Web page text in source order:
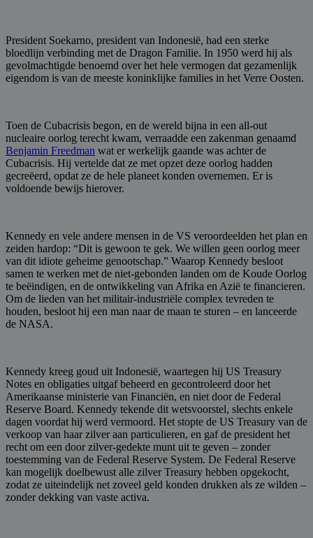
President Soekarno, president van Indonesië, had een sterke
bloedlijn verbinding met de Dragon Familie. In 1950 werd hij als
gevolmachtigde benoemd over het hele vermogen dat gezamenlijk
eigendom is van de meeste koninklijke families in het Verre Oosten.
Toen de Cubacrisis begon, en de wereld bijna in een all-out
nucleaire oorlog terecht kwam, verraadde een zakenman genaamd
Benjamin Freedman wat er werkelijk gaande was achter de
Cubacrisis. Hij vertelde dat ze met opzet deze oorlog hadden
gecreëerd, opdat ze de hele planeet konden overnemen. Er is
voldoende bewijs hierover.
Kennedy en vele andere mensen in de VS veroordeelden het plan en
zeiden hardop: “Dit is gewoon te gek. We willen geen oorlog meer
van dit idiote geheime genootschap.” Waarop Kennedy besloot
samen te werken met de niet-gebonden landen om de Koude Oorlog
te beëindigen, en de ontwikkeling van Afrika en Azië te financieren.
Om de lieden van het militair-industriële complex tevreden te
houden, besloot hij een ​​man naar de maan te sturen – en lanceerde
de NASA.
Kennedy kreeg goud uit Indonesië, waartegen hij US Treasury
Notes en obligaties uitgaf beheerd en gecontroleerd door het
Amerikaanse ministerie van Financiën, en niet door de Federal
Reserve Board. Kennedy tekende dit wetsvoorstel, slechts enkele
dagen voordat hij werd vermoord. Het stopte de US Treasury van de
verkoop van haar zilver aan particulieren, en gaf de president het
recht om een door zilver-gedekte munt uit te geven – zonder
toestemming van de Federal Reserve System. De Federal Reserve
kan mogelijk doelbewust alle zilver Treasury hebben opgekocht,
zodat ze uiteindelijk net zoveel geld konden drukken als ze wilden –
zonder dekking van vaste activa.